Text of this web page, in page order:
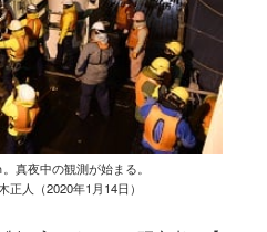
真夜中の観測が始まる。
人（2020年1月14日）